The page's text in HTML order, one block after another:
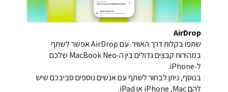
AirDrop
שתפו בקלות דרך האוויר. עם AirDrop אפשר לשתף
במהירות קבצים גדולים בין ה‑MacBook Neo שלכם
ל‑iPhone.
בנוסף, ניתן לבחור לשתף עם אנשים נוספים סביבכם שיש
להם Mac, ‏iPhone או ‏iPad.